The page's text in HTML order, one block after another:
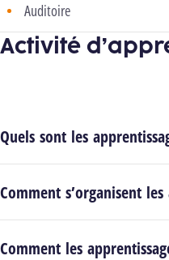
Auditoire
Activité
Quels sont les
Comment s’organisent
Comment les